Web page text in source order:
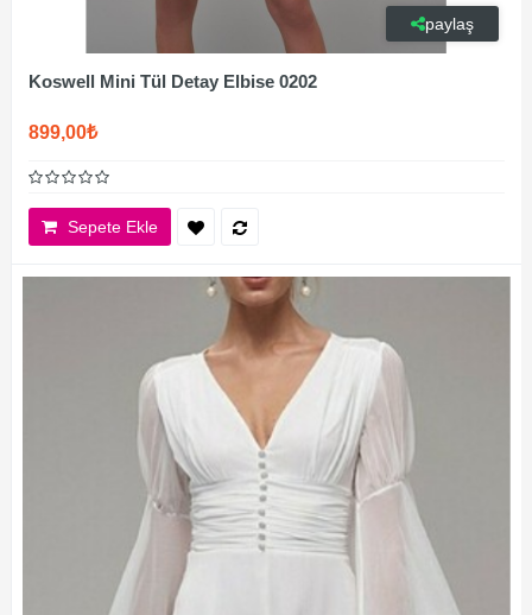
paylaş
Koswell Mini Tül Detay Elbise 0202
899,00₺
Sepete Ekle